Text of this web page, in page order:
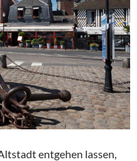
entgehen lassen,